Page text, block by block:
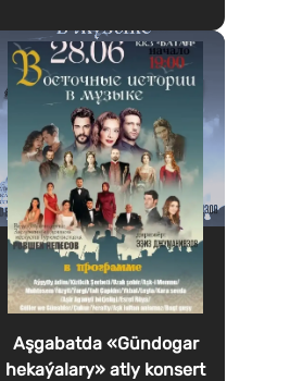
Aşgabatda «Gündogar
hekaýalary» atly konsert